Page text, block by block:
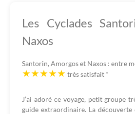
Les Cyclades
Naxos
Santorin, Amorgos et Naxos : entre
très satisfait *
J’ai adoré ce voyage, petit groupe
guide extraordinaire. La